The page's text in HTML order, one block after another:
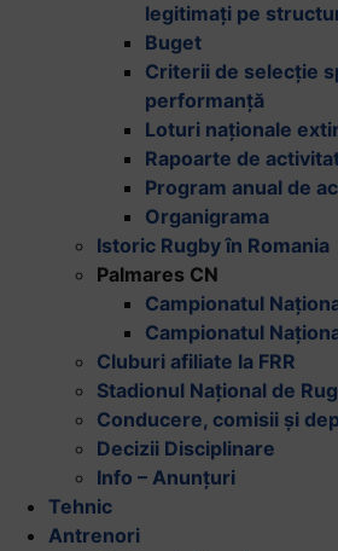
legitimați pe
Buget
Criterii de selecție
performanță
Loturi naționale
Rapoarte de
Program anual de
Organigrama
Istoric Rugby în Romania
Palmares CN
Campionatul
Campionatul
Cluburi afiliate la FRR
Stadionul Național de
Conducere, comisii și
Decizii Disciplinare
Info – Anunțuri
Tehnic
Antrenori